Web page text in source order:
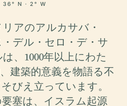
36° N · 2° W
アのアルカサバ・
デル・セロ・デ・サ
、1000年以上にわた
建築的意義を物語る不
びえ立っています。
塞は、イスラム起源